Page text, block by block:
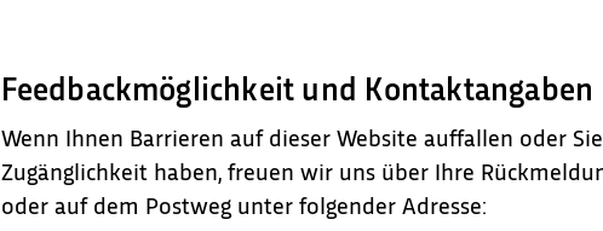
Feedbackmöglichkeit und Kontaktangaben
Wenn Ihnen Barrieren auf dieser Website auffallen oder
Zugänglichkeit haben, freuen wir uns über Ihre
oder auf dem Postweg unter folgender Adresse: